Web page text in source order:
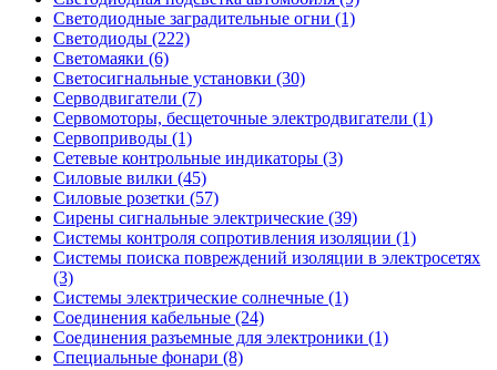
Светодиодные заградительные огни (1)
Светодиоды (222)
Светомаяки (6)
Светосигнальные установки (30)
Серводвигатели (7)
Сервомоторы, бесщеточные электродвигатели (1)
Сервоприводы (1)
Сетевые контрольные индикаторы (3)
Силовые вилки (45)
Силовые розетки (57)
Сирены сигнальные электрические (39)
Системы контроля сопротивления изоляции (1)
Системы поиска повреждений изоляции в электросетях
(3)
Системы электрические солнечные (1)
Соединения кабельные (24)
Соединения разъемные для электроники (1)
Специальные фонари (8)